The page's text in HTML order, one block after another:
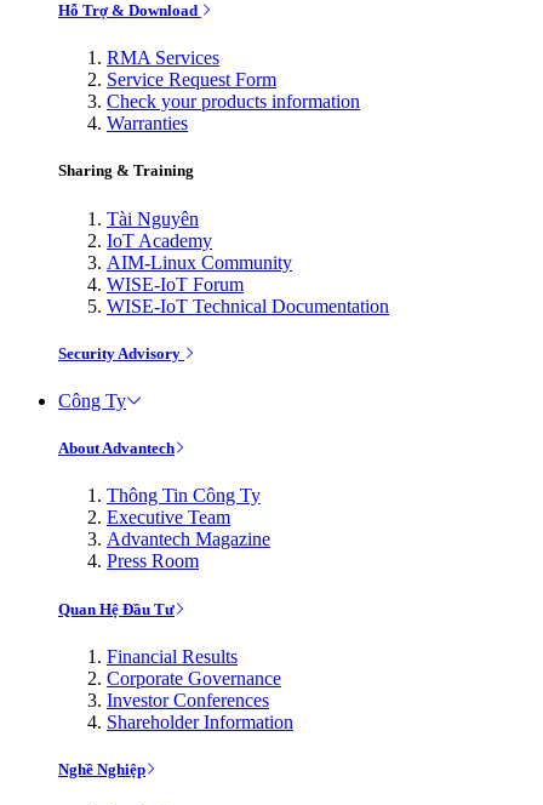
Hỗ Trợ & Download
RMA Services
Service Request Form
Check your products information
Warranties
Sharing & Training
Tài Nguyên
IoT Academy
AIM-Linux Community
WISE-IoT Forum
WISE-IoT Technical Documentation
Security Advisory
Công Ty
About Advantech
Thông Tin Công Ty
Executive Team
Advantech Magazine
Press Room
Quan Hệ Đầu Tư
Financial Results
Corporate Governance
Investor Conferences
Shareholder Information
Nghề Nghiệp